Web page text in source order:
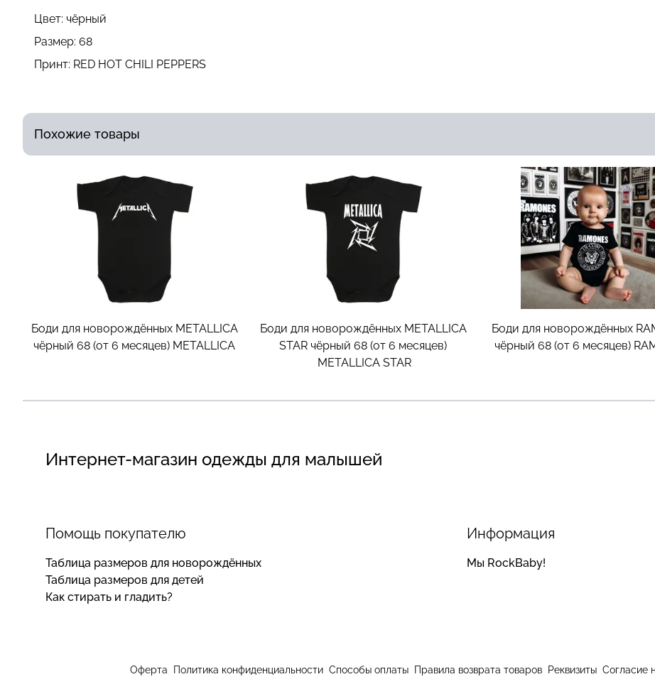
Цвет: чёрный
Размер: 68
Принт: RED HOT CHILI PEPPERS
Похожие товары
Боди для новорождённых METALLICA
чёрный 68 (от 6 месяцев) METALLICA
Боди для новорождённых METALLICA
STAR чёрный 68 (от 6 месяцев)
METALLICA STAR
Боди для новорождённых
чёрный 68 (от 6 месяцев)
Интернет-магазин одежды для малышей
Помощь покупателю
Таблица размеров для новорождённых
Таблица размеров для детей
Как стирать и гладить?
Информация
Мы RockBaby!
Оферта Политика конфиденциальности Способы оплаты Правила возврата товаров Реквизиты Согласие